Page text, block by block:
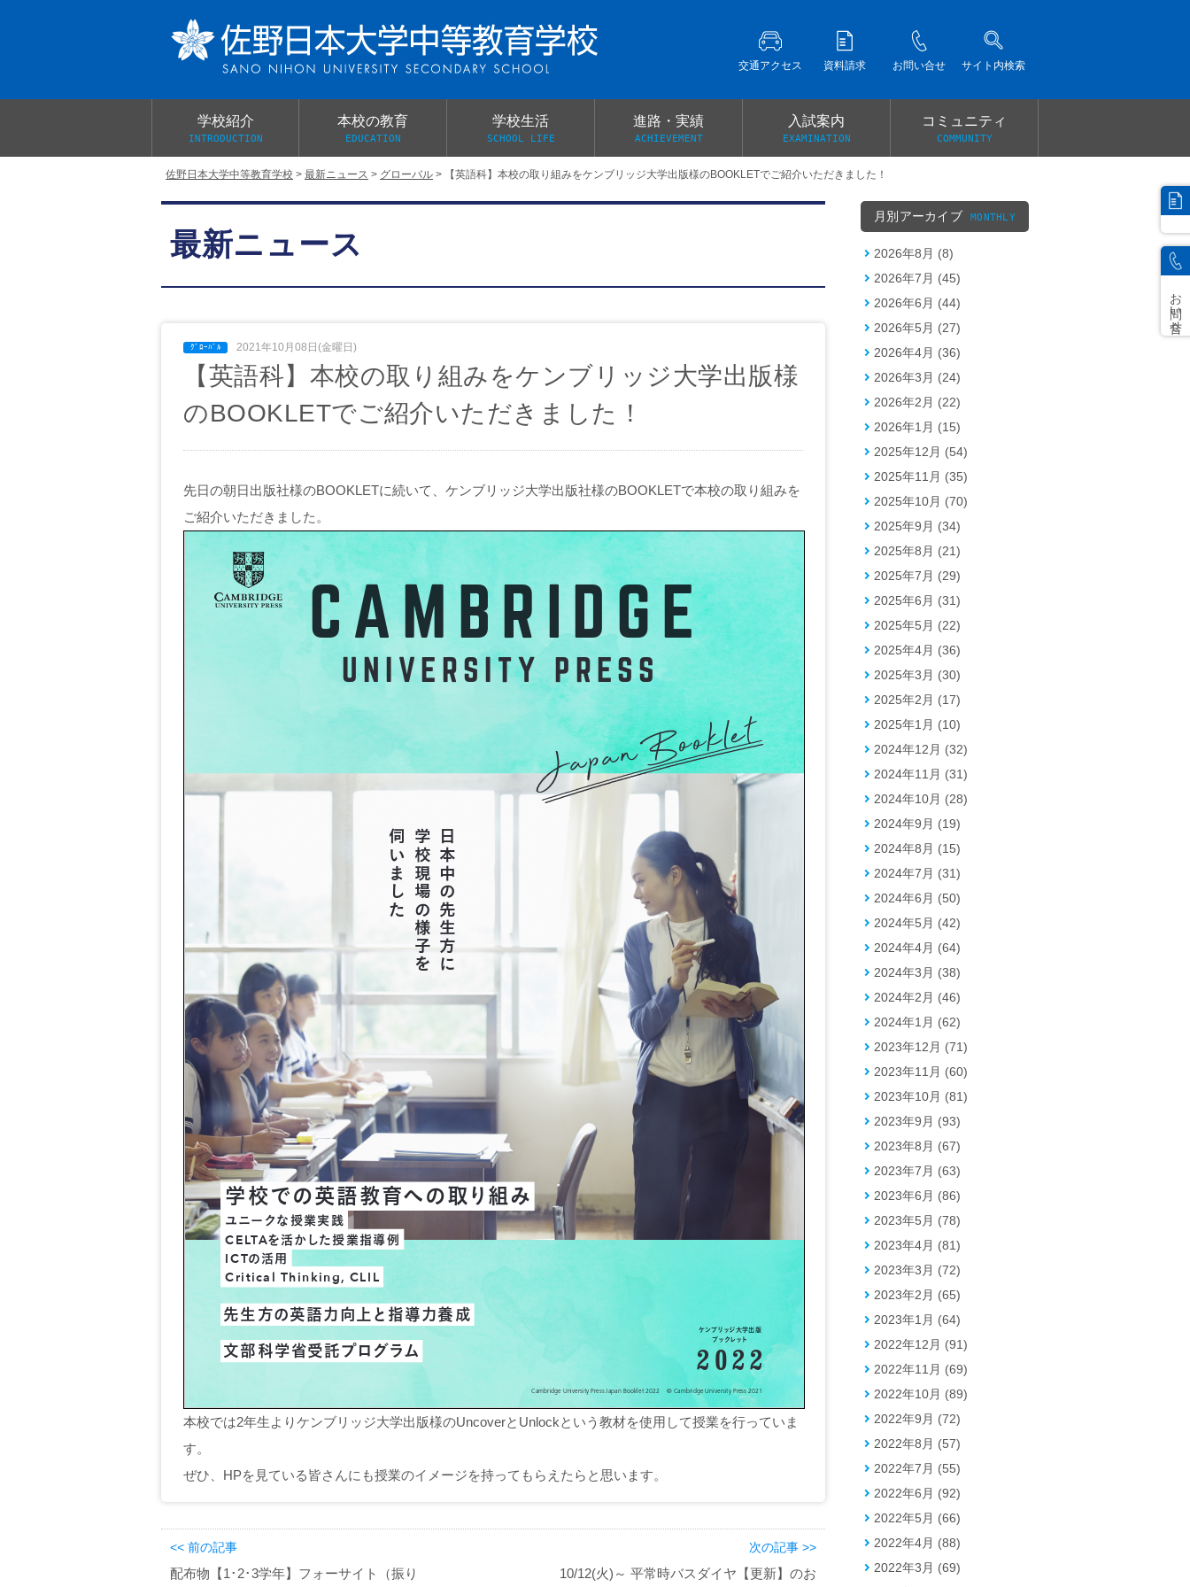
お問い合せ
交通アクセス 資料請求 お問い合せ サイト内検索
佐野日本大学中等教育学校 > 最新ニュース > グローバル > 【英語科】本校の取り組みをケンブリッジ大学出版様のBOOKLETでご紹介いただきました！
学校紹介
INTRODUCTION
学校案内パンフレット
本校の教育
EDUCATION
総合的探究（学習）の時間
学校生活
SCHOOL LIFE
制服紹介
進路・実績
ACHIEVEMENT
入試案内
EXAMINATION
コミュニティ
COMMUNITY
桜美会
最新ニュース
2021年10月08日(金曜日)
【英語科】本校の取り組みをケンブリッジ大学出版様
のBOOKLETでご紹介いただきました！
先日の朝日出版社様のBOOKLETに続いて、ケンブリッジ大学出版社様のBOOKLETで本校の取り組みを
ご紹介いただきました。
本校では2年生よりケンブリッジ大学出版様のUncoverとUnlockという教材を使用して授業を行っていま
す。
ぜひ、HPを見ている皆さんにも授業のイメージを持ってもらえたらと思います。
<< 前の記事
配布物【1･2･3学年】フォーサイト（振り
次の記事 >>
10/12(火)～ 平常時バスダイヤ【更新】のお
月別アーカイブ MONTHLY
2026年8月 (8)
2026年7月 (45)
2026年6月 (44)
2026年5月 (27)
2026年4月 (36)
2026年3月 (24)
2026年2月 (22)
2026年1月 (15)
2025年12月 (54)
2025年11月 (35)
2025年10月 (70)
2025年9月 (34)
2025年8月 (21)
2025年7月 (29)
2025年6月 (31)
2025年5月 (22)
2025年4月 (36)
2025年3月 (30)
2025年2月 (17)
2025年1月 (10)
2024年12月 (32)
2024年11月 (31)
2024年10月 (28)
2024年9月 (19)
2024年8月 (15)
2024年7月 (31)
2024年6月 (50)
2024年5月 (42)
2024年4月 (64)
2024年3月 (38)
2024年2月 (46)
2024年1月 (62)
2023年12月 (71)
2023年11月 (60)
2023年10月 (81)
2023年9月 (93)
2023年8月 (67)
2023年7月 (63)
2023年6月 (86)
2023年5月 (78)
2023年4月 (81)
2023年3月 (72)
2023年2月 (65)
2023年1月 (64)
2022年12月 (91)
2022年11月 (69)
2022年10月 (89)
2022年9月 (72)
2022年8月 (57)
2022年7月 (55)
2022年6月 (92)
2022年5月 (66)
2022年4月 (88)
2022年3月 (69)